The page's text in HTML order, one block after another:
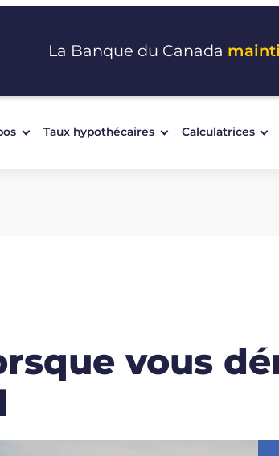
La Banque du Canada
Taux hypothécaires Calculatrices
vous